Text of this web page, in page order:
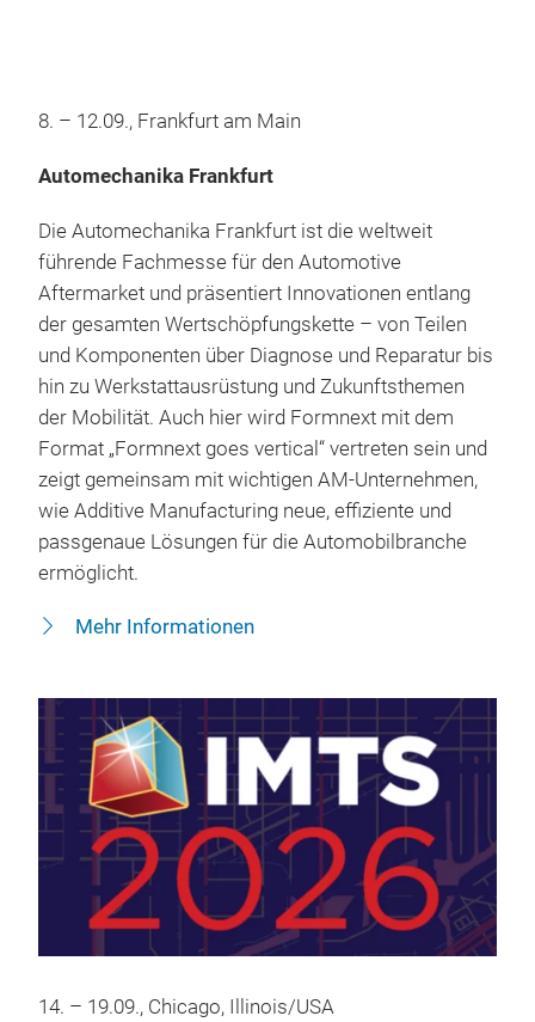
8. – 12.09., Frankfurt am Main
Automechanika Frankfurt
Die Automechanika Frankfurt ist die weltweit
führende Fachmesse für den Automotive
Aftermarket und präsentiert Innovationen entlang
der gesamten Wertschöpfungskette – von Teilen
und Komponenten über Diagnose und Reparatur bis
hin zu Werkstattausrüstung und Zukunftsthemen
der Mobilität. Auch hier wird Formnext mit dem
Format „Formnext goes vertical“ vertreten sein und
zeigt gemeinsam mit wichtigen AM‑Unternehmen,
wie Additive Manufacturing neue, effiziente und
passgenaue Lösungen für die Automobilbranche
ermöglicht.
Mehr Informationen
14. – 19.09., Chicago, Illinois/USA